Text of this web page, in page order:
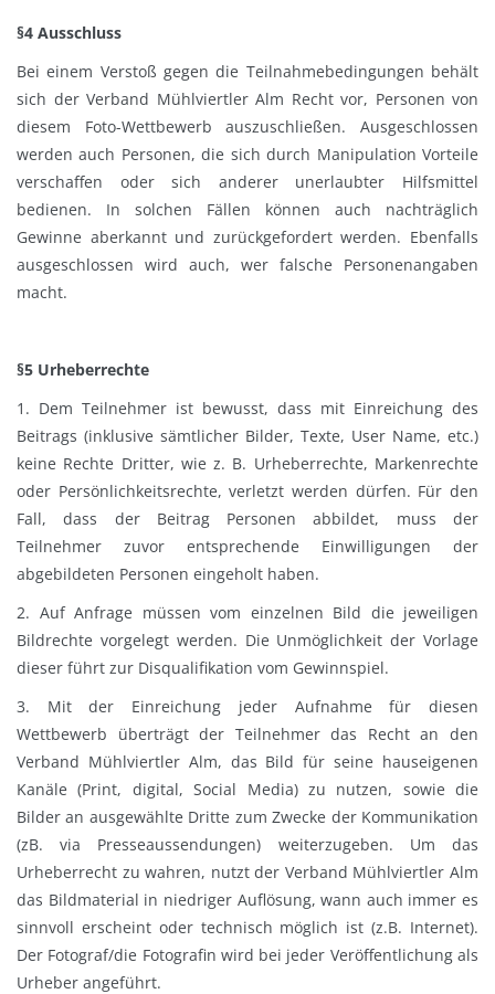
§4 Ausschluss
Bei einem Verstoß gegen die Teilnahmebedingungen behält
sich der Verband Mühlviertler Alm Recht vor, Personen von
diesem Foto-Wettbewerb auszuschließen. Ausgeschlossen
werden auch Personen, die sich durch Manipulation Vorteile
verschaffen oder sich anderer unerlaubter Hilfsmittel
bedienen. In solchen Fällen können auch nachträglich
Gewinne aberkannt und zurückgefordert werden. Ebenfalls
ausgeschlossen wird auch, wer falsche Personenangaben
macht.
§5 Urheberrechte
1. Dem Teilnehmer ist bewusst, dass mit Einreichung des
Beitrags (inklusive sämtlicher Bilder, Texte, User Name, etc.)
keine Rechte Dritter, wie z. B. Urheberrechte, Markenrechte
oder Persönlichkeitsrechte, verletzt werden dürfen. Für den
Fall, dass der Beitrag Personen abbildet, muss der
Teilnehmer zuvor entsprechende Einwilligungen der
abgebildeten Personen eingeholt haben.
2. Auf Anfrage müssen vom einzelnen Bild die jeweiligen
Bildrechte vorgelegt werden. Die Unmöglichkeit der Vorlage
dieser führt zur Disqualifikation vom Gewinnspiel.
3. Mit der Einreichung jeder Aufnahme für diesen
Wettbewerb überträgt der Teilnehmer das Recht an den
Verband Mühlviertler Alm, das Bild für seine hauseigenen
Kanäle (Print, digital, Social Media) zu nutzen, sowie die
Bilder an ausgewählte Dritte zum Zwecke der Kommunikation
(zB. via Presseaussendungen) weiterzugeben. Um das
Urheberrecht zu wahren, nutzt der Verband Mühlviertler Alm
das Bildmaterial in niedriger Auflösung, wann auch immer es
sinnvoll erscheint oder technisch möglich ist (z.B. Internet).
Der Fotograf/die Fotografin wird bei jeder Veröffentlichung als
Urheber angeführt.